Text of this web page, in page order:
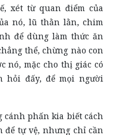
xét từ quan điểm của
nó, lũ thằn lằn, chim
để dùng làm thức ăn
thể, chừng nào con
nó, mặc cho thị giác có
hỏi đấy, để mọi người
cánh phấn kia biết cách
tự vệ, nhưng chỉ cần